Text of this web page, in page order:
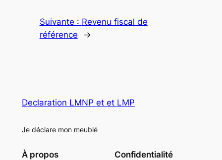
Suivante : Revenu fiscal de
référence
→
Declaration LMNP et et LMP
Je déclare mon meublé
À propos Confidentialité